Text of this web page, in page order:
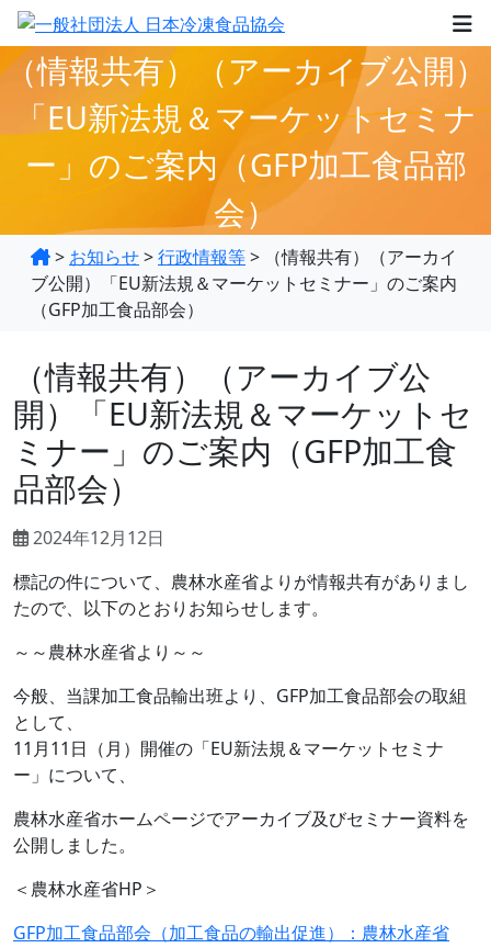
（情報共有）（アーカイブ公開）
「EU新法規＆マーケットセミナ
ー」のご案内（GFP加工食品部
会）
> お知らせ>行政情報等>
（情報共有）（アーカイ
ブ公開）「EU新法規＆マーケットセミナー」のご案内
（GFP加工食品部会）
（情報共有）（アーカイブ公
開）「EU新法規＆マーケットセ
ミナー」のご案内（GFP加工食
品部会）
2024年12月12日
標記の件について、農林水産省よりが情報共有がありまし
たので、以下のとおりお知らせします。
～～農林水産省より～～
今般、当課加工食品輸出班より、GFP加工食品部会の取組
として、
11月11日（月）開催の「EU新法規＆マーケットセミナ
ー」について、
農林水産省ホームページでアーカイブ及びセミナー資料を
公開しました。
＜農林水産省HP＞
GFP加工食品部会（加工食品の輸出促進）：農林水産省